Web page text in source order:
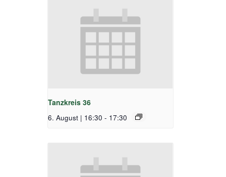
Tanzkreis 36
6. August | 16:30 - 17:30